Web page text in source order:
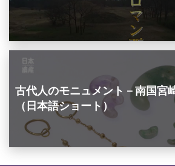
古代人のモニュメント－南国宮
（日本語ショート）